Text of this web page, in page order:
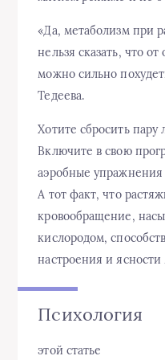
«Да, метаболизм при
нельзя сказать, что
можно сильно
Тедеева.
Хотите сбросить
Включите в свою
аэробные
А тот факт, что
кровообращение,
кислородом,
настроения и
Психология
этой статье